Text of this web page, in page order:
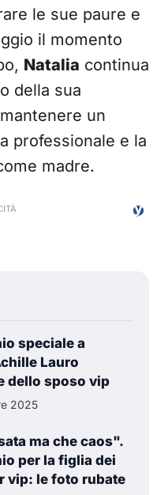
le sue paure e
il momento
Natalia continua
della sua
un
professionale e la
madre.
speciale a
Lauro
dello sposo vip
2025
ma che caos".
per la figlia dei
vip: le foto rubate